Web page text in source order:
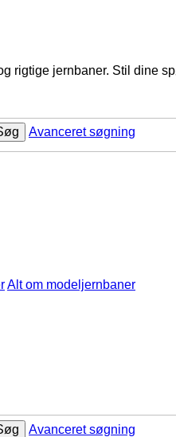
rigtige jernbaner. Stil dine
Avanceret søgning
Alt om modeljernbaner
Avanceret søgning